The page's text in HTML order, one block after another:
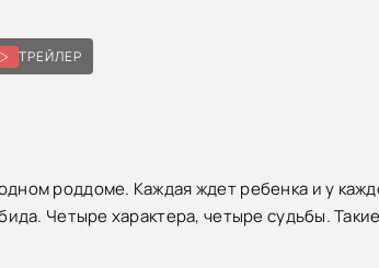
ТРЕЙЛЕР
роддоме. Каждая ждет ребенка и у
Четыре характера, четыре судьбы.